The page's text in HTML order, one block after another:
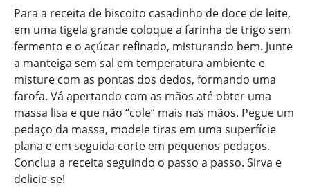
Para a receita de biscoito casadinho de doce de leite,
em uma tigela grande coloque a farinha de trigo sem
fermento e o açúcar refinado, misturando bem. Junte
a manteiga sem sal em temperatura ambiente e
misture com as pontas dos dedos, formando uma
farofa. Vá apertando com as mãos até obter uma
massa lisa e que não “cole” mais nas mãos. Pegue um
pedaço da massa, modele tiras em uma superfície
plana e em seguida corte em pequenos pedaços.
Conclua a receita seguindo o passo a passo. Sirva e
delicie-se!